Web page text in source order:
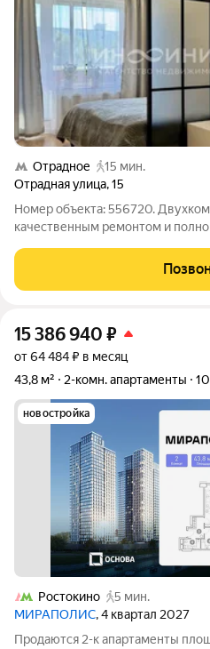
Отрадное
15 мин.
Отрадная улица,15
Номер объекта: 556720.
качественным ремонтом и
стороне в тёплом доме.
себя» с полной заменой
15 386 940 ₽
от 64 484 ₽ в месяц
43,8 м²
2-комн. апартаменты
новостройка
Ростокино
5 мин.
МИРАПОЛИС, 4 квартал 2027
Продаются 2-к апартаменты